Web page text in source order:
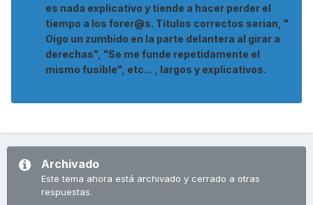
es nada explicativo y tiende a hacer perder el
tiempo a los forer@s. Títulos correctos serian, "
Oigo un zumbido en la parte delantera al girar a
derechas", "Se me funde repetidamente el
mismo fusible", etc... , largos y explicativos.
Archivado
Este tema ahora está archivado y cerrado a otras
respuestas.